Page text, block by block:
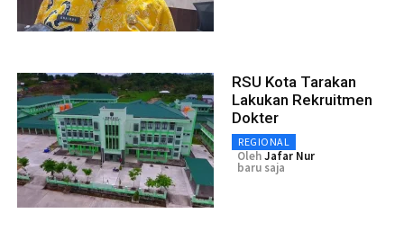
RSU Kota Tarakan
Lakukan Rekruitmen
Dokter
REGIONAL
OlehJafar Nur
baru saja